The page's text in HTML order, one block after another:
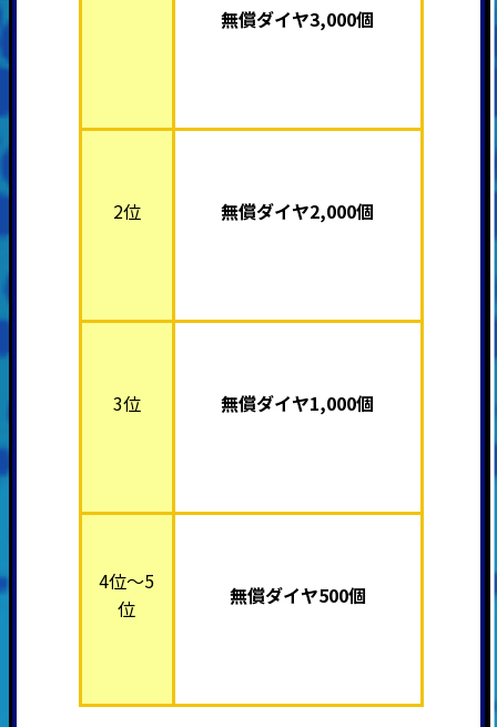
無償ダイヤ3,000個
2位 無償ダイヤ2,000個
3位 無償ダイヤ1,000個
4位～5
位
無償ダイヤ500個